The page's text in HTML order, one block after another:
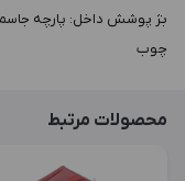
چوب
محصولات مرتبط